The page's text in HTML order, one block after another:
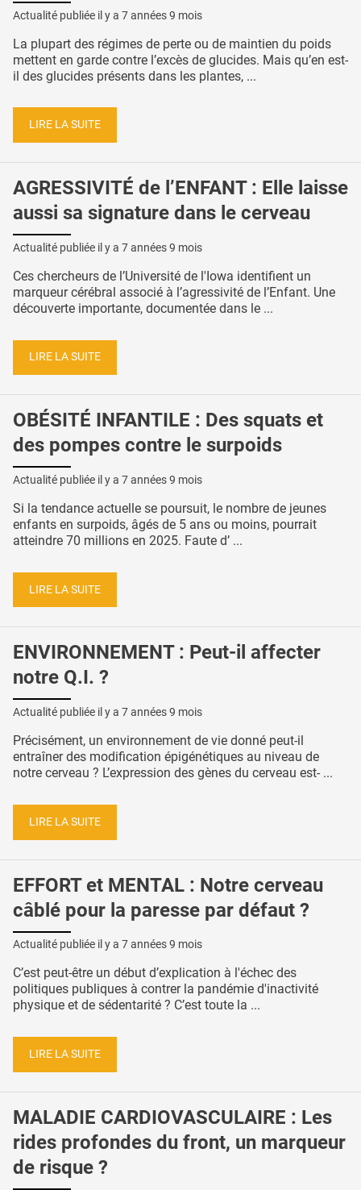
Actualité publiée il y a 7 années 9 mois
La plupart des régimes de perte ou de maintien du poids
mettent en garde contre l’excès de glucides. Mais qu’en est-
il des glucides présents dans les plantes, ...
LIRE LA SUITE
AGRESSIVITÉ de l’ENFANT : Elle laisse
aussi sa signature dans le cerveau
Actualité publiée il y a 7 années 9 mois
Ces chercheurs de l’Université de l'Iowa identifient un
marqueur cérébral associé à l’agressivité de l’Enfant. Une
découverte importante, documentée dans le ...
LIRE LA SUITE
OBÉSITÉ INFANTILE : Des squats et
des pompes contre le surpoids
Actualité publiée il y a 7 années 9 mois
Si la tendance actuelle se poursuit, le nombre de jeunes
enfants en surpoids, âgés de 5 ans ou moins, pourrait
atteindre 70 millions en 2025. Faute d’ ...
LIRE LA SUITE
ENVIRONNEMENT : Peut-il affecter
notre Q.I. ?
Actualité publiée il y a 7 années 9 mois
Précisément, un environnement de vie donné peut-il
entraîner des modification épigénétiques au niveau de
notre cerveau ? L’expression des gènes du cerveau est- ...
LIRE LA SUITE
EFFORT et MENTAL : Notre cerveau
câblé pour la paresse par défaut ?
Actualité publiée il y a 7 années 9 mois
C’est peut-être un début d’explication à l'échec des
politiques publiques à contrer la pandémie d'inactivité
physique et de sédentarité ? C’est toute la ...
LIRE LA SUITE
MALADIE CARDIOVASCULAIRE : Les
rides profondes du front, un marqueur
de risque ?